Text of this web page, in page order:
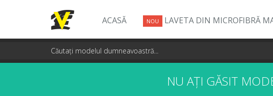
ACASĂ NOU LAVETA DIN MICROFIBRĂ
NU AȚI GĂSIT